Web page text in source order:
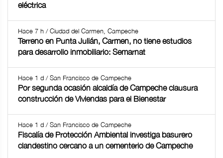
eléctrica
Hace 7 h / Ciudad del Carmen, Campeche
Terreno en Punta Julián, Carmen, no tiene estudios
para desarrollo inmobiliario: Semarnat
Hace 1 d / San Francisco de Campeche
Por segunda ocasión alcaldía de Campeche clausura
construcción de Viviendas para el Bienestar
Hace 1 d / San Francisco de Campeche
Fiscalía de Protección Ambiental investiga basurero
clandestino cercano a un cementerio de Campeche